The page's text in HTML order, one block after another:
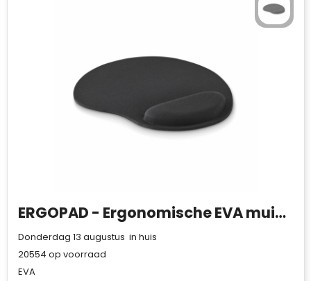
ERGOPAD - Ergonomische EVA muismat
Donderdag 13 augustus in huis
20554 op voorraad
EVA